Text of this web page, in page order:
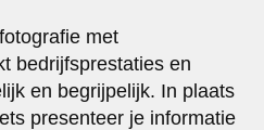
met
bedrijfsprestaties en
en begrijpelijk. In plaats
presenteer je informatie